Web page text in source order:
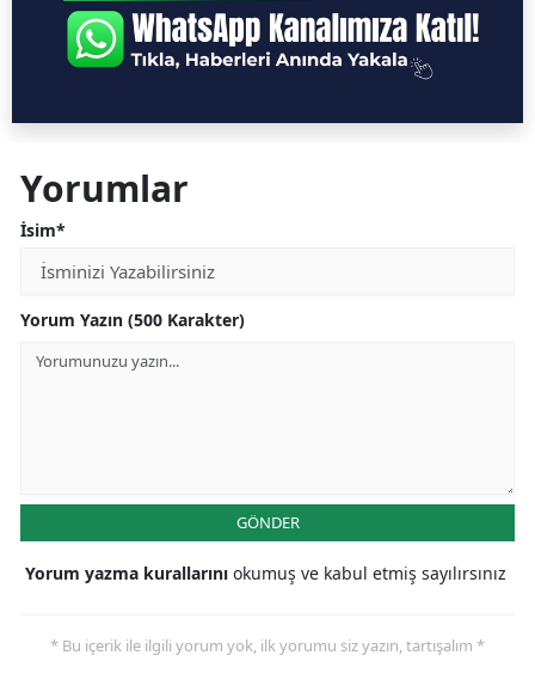
Yorumlar
İsim*
Yorum Yazın (500 Karakter)
GÖNDER
Yorum yazma kurallarını okumuş ve kabul etmiş sayılırsınız
* Bu içerik ile ilgili yorum yok, ilk yorumu siz yazın, tartışalım *